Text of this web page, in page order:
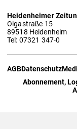
Heidenheimer
Olgastraße 15
89518 Heidenheim
Tel: 07321 347-0
AGBDatenschutz
Abonnement,